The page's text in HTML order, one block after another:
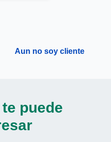
Aun no soy cliente
puede